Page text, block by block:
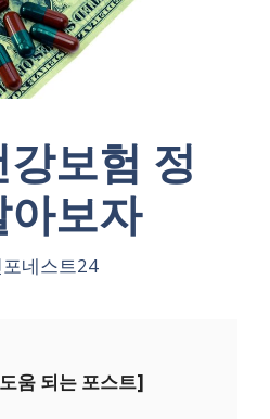
보험 정
보자
포네스트24
움 되는 포스트]